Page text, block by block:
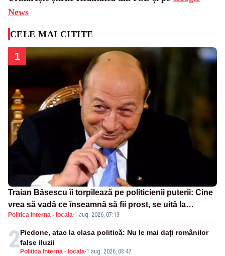
News
CELE MAI CITITE
1
Traian Băsescu îi torpilează pe politicienii puterii: Cine
vrea să vadă ce înseamnă să fii prost, se uită la
România
Politica Interna - locala·1 aug. 2026, 07:13
2 Politica Interna - locala-1 aug. 2026, 08:47
Piedone, atac la clasa politică: Nu le mai dați românilor
false iluzii